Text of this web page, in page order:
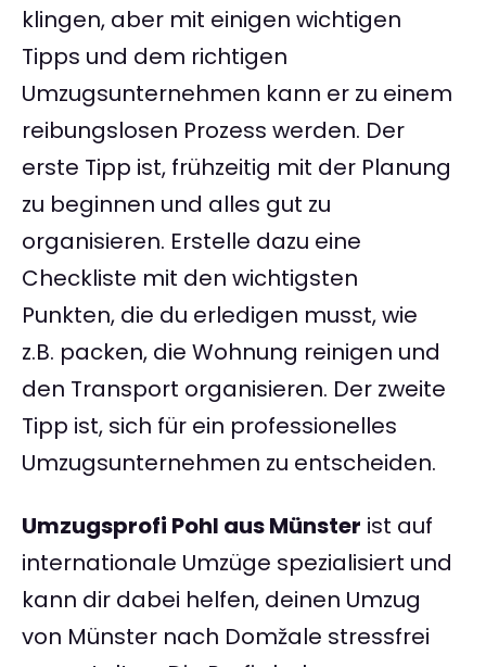
klingen, aber mit einigen wichtigen
Tipps und dem richtigen
Umzugsunternehmen kann er zu einem
reibungslosen Prozess werden. Der
erste Tipp ist, frühzeitig mit der Planung
zu beginnen und alles gut zu
organisieren. Erstelle dazu eine
Checkliste mit den wichtigsten
Punkten, die du erledigen musst, wie
z.B. packen, die Wohnung reinigen und
den Transport organisieren. Der zweite
Tipp ist, sich für ein professionelles
Umzugsunternehmen zu entscheiden.
Umzugsprofi Pohl aus Münster ist auf
internationale Umzüge spezialisiert und
kann dir dabei helfen, deinen Umzug
von Münster nach Domžale stressfrei